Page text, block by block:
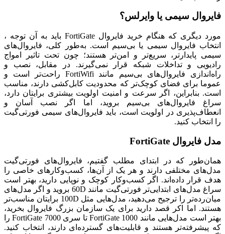
فایروال سیمی یا وایرلس؟
مورد دیگری که هنگام خرید فایروال FortiGate باید به آن توجه ،
انتخاب فایروال سیمی یا بی‌سیم است. به‌طور کلی، فایروال‌های
سیمی پایدارتر، سریع‌تر و امن‌تر هستند؛ چون تحت تاثیر امواج
رادیویی و تداخلات شبکه قرار نمی‌گیرند. در مقابل، نصب و
راه‌اندازی فایروال‌های بی‌سیم مانند FortiWifi راحت‌تر است و
عموما برای فضای کوچک‌تر که محدودیت کابل‌کشی دارند، مناسب
است. بنابراین، اگر سرعت و امنیت اولویت بیشتری برایتان دارد،
سراغ فایروال‌های بی‌سیم بروید، اما اگر نصب آسان و
انعطاف‌پذیری در اولویت است، باید فایروال‌های سیمی فورتی‌گیت
را انتخاب کنید.
مدل فایروال FortiGate
همان‌طور که در ابتدای مطلب گفتیم، فایروال‌های فورتی‌گیت
مدل‌های مختلفی دارند و هر یک از آن‌ها، کسب‌وکارهای خاصی را
هدف قرار داده‌اند. اگر کسب‌وکار کوچک و نوپایی دارید، بهتر است
سراغ مدل‌های ابتدایی‌تر فورتی‌گیت مانند 60D بروید و اگر مدل‌های
میان‌رده‌تر را ترجیح می‌دهید، مدل‌هایی مثل 100D برایتان مناسب‌تر
هستند. اما اکر قصد دارید برای یک سازمان بزرگ فایروال بخرید،
بهتر است مدل‌هایی مانند FortiGate 1000تا سریFortiGate 7000را
که پیشرفته‌تر هستند و قابلیت‌های گسترده‌ای دارند، انتخاب کنید.